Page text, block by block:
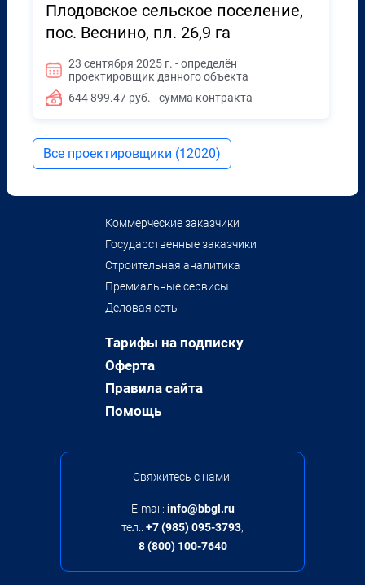
Плодовское сельское поселение,
пос. Веснино, пл. 26,9 га
23 сентября 2025 г. - определён
проектировщик данного объекта
644 899.47 руб. - сумма контракта
Все проектировщики (12020)
Коммерческие заказчики
Государственные заказчики
Строительная аналитика
Премиальные сервисы
Деловая сеть
Тарифы на подписку
Оферта
Правила сайта
Помощь
Свяжитесь с нами:
E-mail: info@bbgl.ru
тел.: +7 (985) 095-3793,
8 (800) 100-7640